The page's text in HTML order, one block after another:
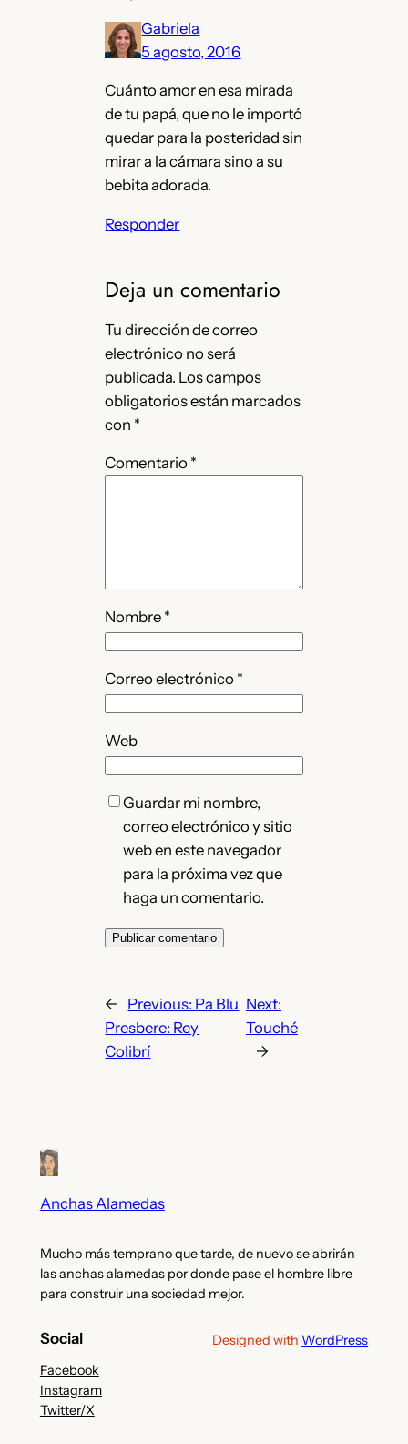
Gabriela
5 agosto, 2016
Cuánto amor en esa mirada
de tu papá, que no le importó
quedar para la posteridad sin
mirar a la cámara sino a su
bebita adorada.
Responder
Deja un comentario
Tu dirección de correo
electrónico no será
publicada. Los campos
obligatorios están marcados
con *
Comentario *
Nombre *
Correo electrónico *
Web
Guardar mi nombre,
correo electrónico y sitio
web en este navegador
para la próxima vez que
haga un comentario.
← Previous: Pa Blu
Presbere: Rey
Colibrí
Next:
Touché
→
Anchas Alamedas
Mucho más temprano que tarde, de nuevo se abrirán
las anchas alamedas por donde pase el hombre libre
para construir una sociedad mejor.
Social
Facebook
Instagram
Twitter/X
Designed with WordPress